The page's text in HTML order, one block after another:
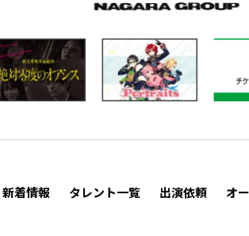
新着情報 タレント一覧 出演依頼 オ